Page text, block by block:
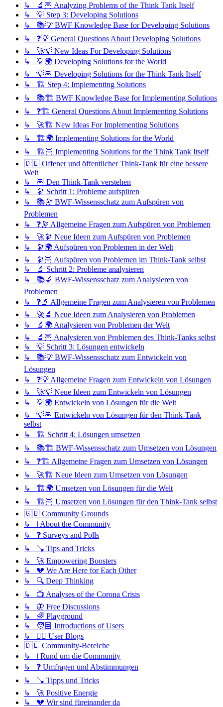
↳ 🔬🦉 Analyzing Problems of the Think Tank Itself
↳ 💡 Step 3: Developing Solutions
↳ 📚💡 BWF Knowledge Base for Developing Solutions
↳ ❓💡 General Questions About Developing Solutions
↳ 🚀💡 New Ideas For Developing Solutions
↳ 💡🌍 Developing Solutions for the World
↳ 💡🦉 Developing Solutions for the Think Tank Itself
↳ 🏗️ Step 4: Implementing Solutions
↳ 📚🏗️ BWF Knowledge Base for Implementing Solutions
↳ ❓🏗️ General Questions About Implementing Solutions
↳ 🚀🏗️ New Ideas For Implementing Solutions
↳ 🏗️🌍 Implementing Solutions for the World
↳ 🏗️🦉 Implementing Solutions for the Think Tank Itself
🇩🇪 Offener und öffentlicher Think-Tank für eine bessere
Welt
↳ 🦉 Den Think-Tank verstehen
↳ 🔭 Schritt 1: Probleme aufspüren
↳ 📚🔭 BWF-Wissensschatz zum Aufspüren von
Problemen
↳ ❓🔭 Allgemeine Fragen zum Aufspüren von Problemen
↳ 🚀🔭 Neue Ideen zum Aufspüren von Problemen
↳ 🔭🌍 Aufspüren von Problemen in der Welt
↳ 🔭🦉 Aufspüren von Problemen im Think-Tank selbst
↳ 🔬 Schritt 2: Probleme analysieren
↳ 📚🔬 BWF-Wissensschatz zum Analysieren von
Problemen
↳ ❓🔬 Allgemeine Fragen zum Analysieren von Problemen
↳ 🚀🔬 Neue Ideen zum Analysieren von Problemen
↳ 🔬🌍 Analysieren von Problemen der Welt
↳ 🔬🦉 Analysieren von Problemen des Think-Tanks selbst
↳ 💡 Schritt 3: Lösungen entwickeln
↳ 📚💡 BWF-Wissensschatz zum Entwickeln von
Lösungen
↳ ❓💡 Allgemeine Fragen zum Entwickeln von Lösungen
↳ 🚀💡 Neue Ideen zum Entwickeln von Lösungen
↳ 💡🌍 Entwickeln von Lösungen für die Welt
↳ 💡🦉 Entwickeln von Lösungen für den Think-Tank
selbst
↳ 🏗️ Schritt 4: Lösungen umsetzen
↳ 📚🏗️ BWF-Wissensschatz zum Umsetzen von Lösungen
↳ ❓🏗️ Allgemeine Fragen zum Umsetzen von Lösungen
↳ 🚀🏗️ Neue Ideen zum Umsetzen von Lösungen
↳ 🏗️🌍 Umsetzen von Lösungen für die Welt
↳ 🏗️🦉 Umsetzen von Lösungen für den Think-Tank selbst
🇬🇧 Community Grounds
↳ ℹ️ About the Community
↳ ❓ Surveys and Polls
↳ 🪠 Tips and Tricks
↳ 🚀 Empowering Boosters
↳ 💔 We Are Here for Each Other
↳ 🔍 Deep Thinking
↳ 📺 Analyses of the Corona Crisis
↳ 🦋 Free Discussions
↳ 🌈 Playground
↳ 🧑🏽 Introductions of Users
↳ ✍🏽 User Blogs
🇩🇪 Community-Bereiche
↳ ℹ️ Rund um die Community
↳ ❓ Umfragen und Abstimmungen
↳ 🪠 Tipps und Tricks
↳ 🚀 Positive Energie
↳ 💔 Wir sind füreinander da